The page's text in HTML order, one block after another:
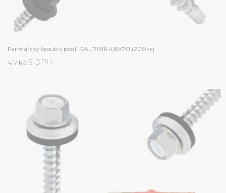
Farmářský šroub s podl. RAL 7016 4,8X70 (200ks)
417 Kč S DPH